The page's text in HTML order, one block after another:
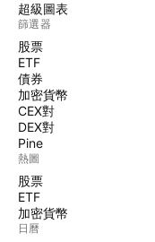
超級圖表
篩選器
股票
ETF
債券
加密貨幣
CEX對
DEX對
Pine
熱圖
股票
ETF
加密貨幣
日曆